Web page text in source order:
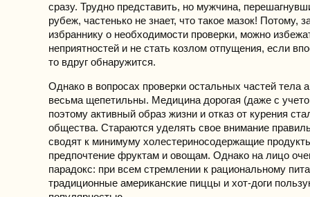
сразу. Трудно представить, но мужчина,
рубеж, частенько не знает, что такое мазок! Потому,
избраннику о необходимости проверки, можно
неприятностей и не стать козлом отпущения, если
то вдруг обнаружится.
Однако в вопросах проверки остальных частей тела
весьма щепетильны. Медицина дорогая (даже с
поэтому активный образ жизни и отказ от курения
общества. Стараются уделять свое внимание
сводят к минимуму холестериносодержащие
предпочтение фруктам и овощам. Однако на лицо
парадокс: при всем стремлении к рациональному
традиционные американские пиццы и хот-доги